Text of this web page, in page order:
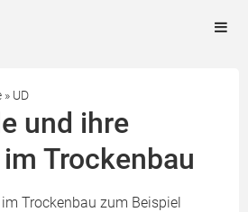
» UD
und ihre
Trockenbau
Trockenbau zum Beispiel